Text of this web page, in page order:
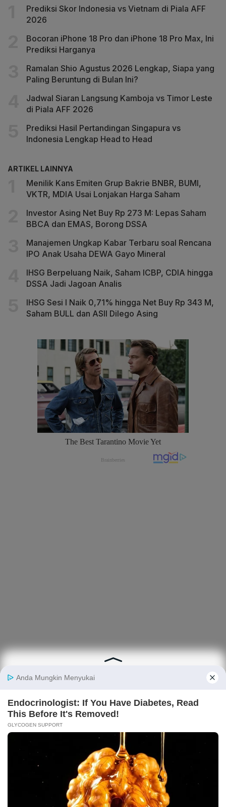
Prediksi Skor Indonesia vs Vietnam di Piala AFF
2026
Bocoran iPhone 18 Pro dan iPhone 18 Pro Max, Ini
Prediksi Harganya
Ramalan Shio Agustus 2026 Lengkap, Siapa yang
Paling Beruntung di Bulan Ini?
Jadwal Siaran Langsung Kamboja vs Timor Leste
di Piala AFF 2026
Prediksi Hasil Pertandingan Singapura vs
Indonesia Lengkap Head to Head
ARTIKEL LAINNYA
Menilik Kans Emiten Grup Bakrie BNBR, BUMI,
VKTR, MDIA Usai Lonjakan Harga Saham
Investor Asing Net Buy Rp 273 M: Lepas Saham
BBCA dan EMAS, Borong DSSA
Manajemen Ungkap Kabar Terbaru soal Rencana
IPO Anak Usaha DEWA Gayo Mineral
IHSG Berpeluang Naik, Saham ICBP, CDIA hingga
DSSA Jadi Jagoan Analis
IHSG Sesi I Naik 0,71% hingga Net Buy Rp 343 M,
Saham BULL dan ASII Dilego Asing